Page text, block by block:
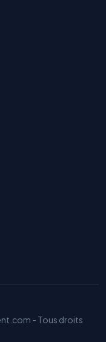
- Tous droits